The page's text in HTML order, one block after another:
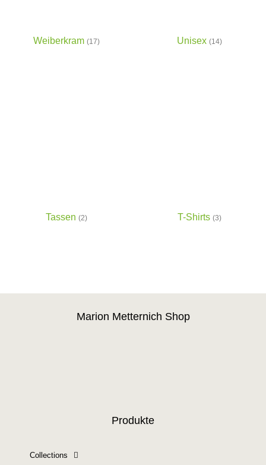
Weiberkram (17) Unisex (14)
Tassen (2) T-Shirts (3)
Marion Metternich Shop
Produkte
Collections